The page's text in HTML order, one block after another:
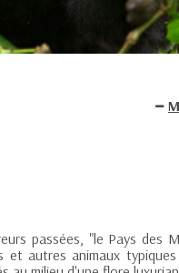
passées, "le Pays des
autres animaux